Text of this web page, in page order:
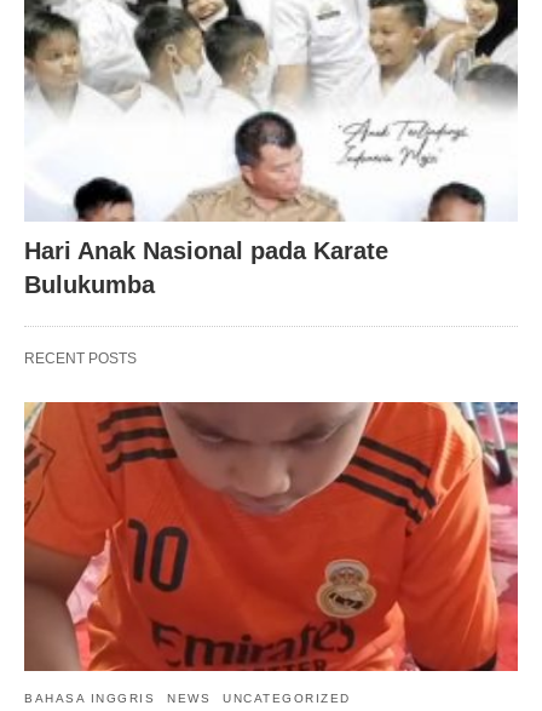
Hari Anak Nasional pada Karate
Bulukumba
RECENT POSTS
BAHASA INGGRIS NEWS UNCATEGORIZED